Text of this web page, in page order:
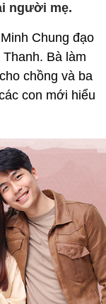
người mẹ.
Chung đạo
Bà làm
chồng và ba
con mới hiểu